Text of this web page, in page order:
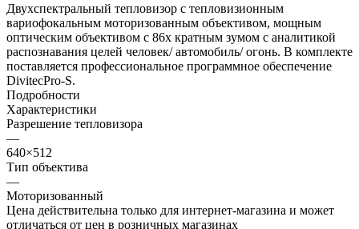
Двухспектральный тепловизор c тепловизионным
вариофокальным моторизованным объективом, мощным
оптическим объективом с 86х кратным зумом с аналитикой
распознавания целей человек/ автомобиль/ огонь. В комплекте
поставляется профессиональное программное обеспечение
DivitecPro-S.
Подробности
Характеристики
Разрешение тепловизора
—
640×512
Тип объектива
—
Моторизованный
Цена действительна только для интернет-магазина и может
отличаться от цен в розничных магазинах